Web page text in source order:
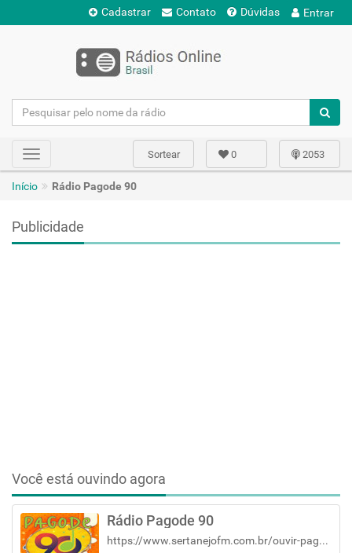
Cadastrar Contato Dúvidas Entrar
Toggle
navigation
2053
0
Sortear
Início Rádio Pagode 90
Publicidade
Você está ouvindo agora
Rádio Pagode 90
https://www.sertanejofm.com.br/ouvir-pagode-fm